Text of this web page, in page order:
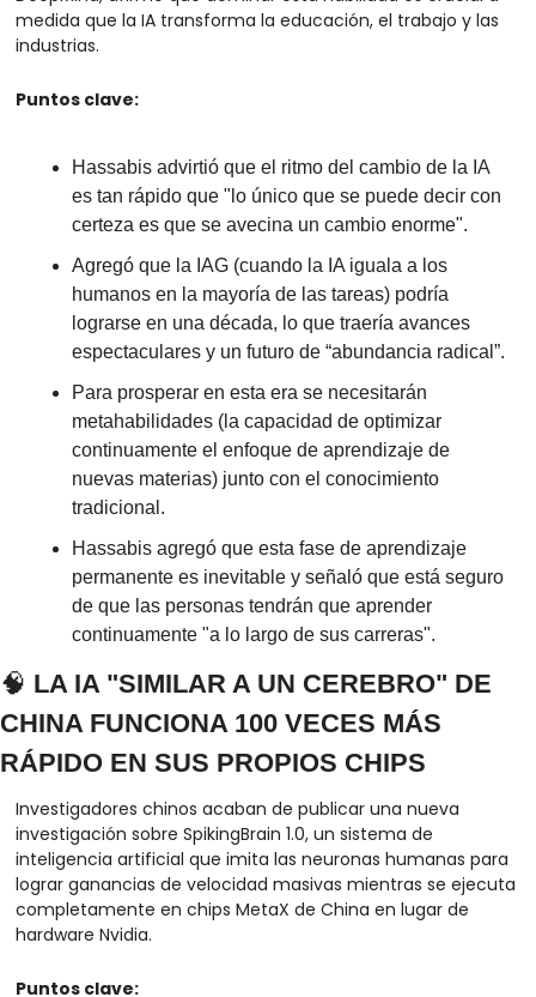
medida que la IA transforma la educación, el trabajo y las
industrias.
Puntos clave:
Hassabis advirtió que el ritmo del cambio de la IA
es tan rápido que "lo único que se puede decir con
certeza es que se avecina un cambio enorme".
Agregó que la IAG (cuando la IA iguala a los
humanos en la mayoría de las tareas) podría
lograrse en una década, lo que traería avances
espectaculares y un futuro de “abundancia radical”.
Para prosperar en esta era se necesitarán
metahabilidades (la capacidad de optimizar
continuamente el enfoque de aprendizaje de
nuevas materias) junto con el conocimiento
tradicional.
Hassabis agregó que esta fase de aprendizaje
permanente es inevitable y señaló que está seguro
de que las personas tendrán que aprender
continuamente "a lo largo de sus carreras".
🧠 LA IA "SIMILAR A UN CEREBRO" DE
CHINA FUNCIONA 100 VECES MÁS
RÁPIDO EN SUS PROPIOS CHIPS
Investigadores chinos acaban de publicar una nueva
investigación sobre SpikingBrain 1.0, un sistema de
inteligencia artificial que imita las neuronas humanas para
lograr ganancias de velocidad masivas mientras se ejecuta
completamente en chips MetaX de China en lugar de
hardware Nvidia.
Puntos clave: